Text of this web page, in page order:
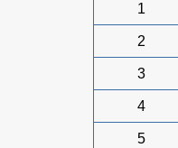
1
2
3
4
5